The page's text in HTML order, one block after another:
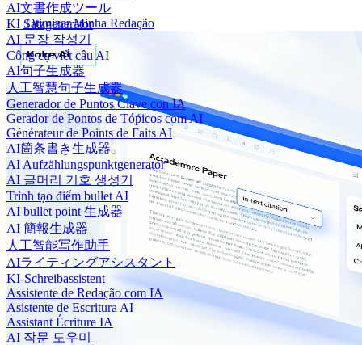
AI文書作成ツール
KI Satzgenerator
AI 문장 작성기
Công cụ viết câu AI
AI句子生成器
人工智慧句子生成器
Generador de Puntos Clave con IA
Gerador de Pontos de Tópicos com AI
Générateur de Points de Faits AI
AI箇条書き生成器
AI Aufzählungspunktgenerator
AI 글머리 기호 생성기
Trình tạo điểm bullet AI
AI bullet point 生成器
AI 簡報生成器
人工智能写作助手
AIライティングアシスタント
KI-Schreibassistent
Assistente de Redação com IA
Asistente de Escritura AI
Assistant Écriture IA
AI 작문 도우미
Otimizar Minha Redação